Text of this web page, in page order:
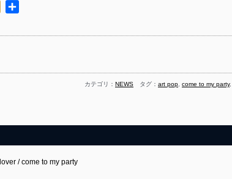
Mixi
カテゴリ： NEWS タグ： art pop come to my party,
/ come to my party